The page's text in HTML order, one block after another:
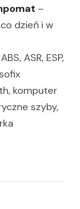
–
dzień i w
ASR, ESP,
komputer
szyby,